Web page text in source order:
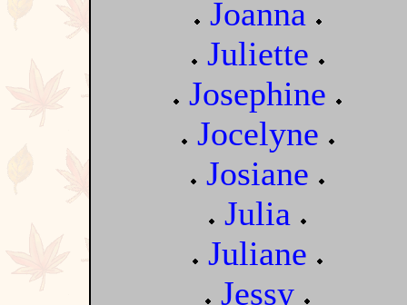
Joanna
Juliette
Josephine
Jocelyne
Josiane
Julia
Juliane
Jessy